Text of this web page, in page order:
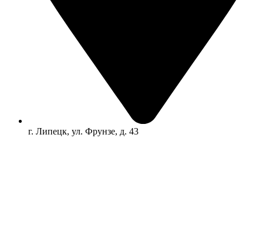
г. Липецк, ул. Фрунзе, д. 43